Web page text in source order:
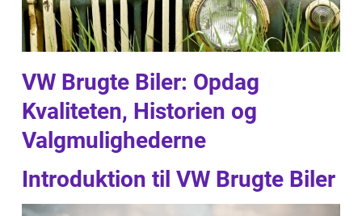
VW Brugte Biler: Opdag
Kvaliteten, Historien og
Valgmulighederne
Introduktion til VW Brugte Biler